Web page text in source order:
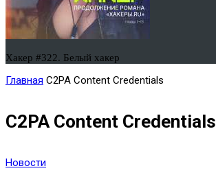
Хакер #322. Белый хакер
Главная C2PA Content Credentials
C2PA Content Credentials
Новости